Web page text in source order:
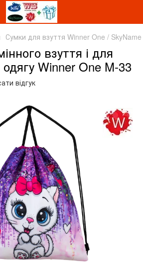
Сумки для взуття Winner One / SkyName
взуття і для
Winner One M-33
відгук